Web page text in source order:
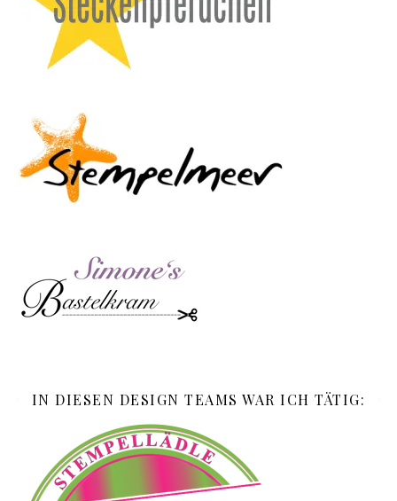
IN DIESEN DESIGN TEAMS WAR ICH TÄTIG: